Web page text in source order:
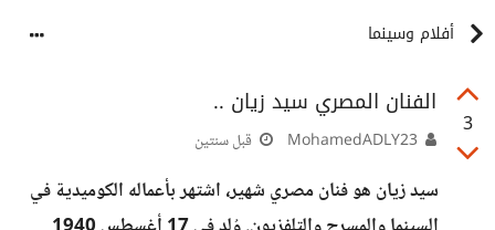
أفلام وسينما
3
الفنان المصري سيد زيان ..
قبل سنتين
سيد زيان هو فنان مصري شهير، اشتهر بأعماله الكوميدية في